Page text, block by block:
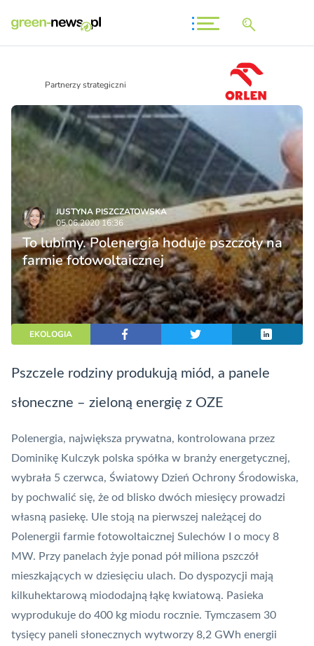
Partnerzy strategiczni
JUSTYNA PISZCZATOWSKA
05.06.2020 16:36
To lubimy. Polenergia hoduje pszczoły na
farmie fotowoltaicznej
EKOLOGIA
Pszczele rodziny produkują miód, a panele
słoneczne – zieloną energię z OZE
Polenergia, największa prywatna, kontrolowana przez
Dominikę Kulczyk polska spółka w branży energetycznej,
wybrała 5 czerwca, Światowy Dzień Ochrony Środowiska,
by pochwalić się, że od blisko dwóch miesięcy prowadzi
własną pasiekę. Ule stoją na pierwszej należącej do
Polenergii farmie fotowoltaicznej Sulechów I o mocy 8
MW. Przy panelach żyje ponad pół miliona pszczół
mieszkających w dziesięciu ulach. Do dyspozycji mają
kilkuhektarową miododajną łąkę kwiatową. Pasieka
wyprodukuje do 400 kg miodu rocznie. Tymczasem 30
tysięcy paneli słonecznych wytworzy 8,2 GWh energii